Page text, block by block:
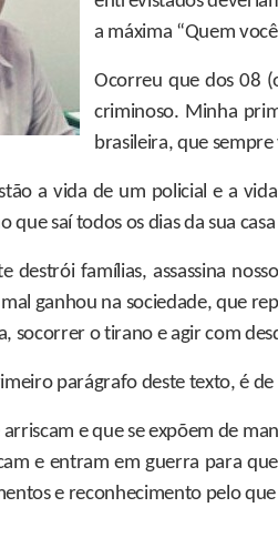
a máxima “Quem
Ocorreu que dos 08
criminoso. Minha
brasileira, que
a vida de um policial e a
que saí todos os dias da sua
destrói famílias, assassina
ganhou na sociedade, que
socorrer o tirano e agir com
parágrafo deste texto, é
arriscam e que se expõem de
e entram em guerra para
e reconhecimento pelo